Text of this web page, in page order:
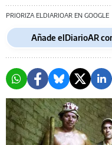
PRIORIZA ELDIARIOAR EN GOOGLE
Añade elDiarioAR